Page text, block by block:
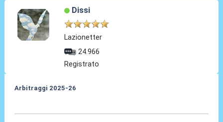
Dissi
Lazionetter
24.966
Registrato
Arbitraggi 2025-26